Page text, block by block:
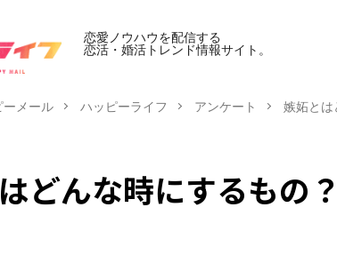
恋愛ノウハウを配信する
恋活・婚活トレンド情報サイト。
ーメール ハッピーライフ アンケート 嫉妬とは
どんな時にするもの